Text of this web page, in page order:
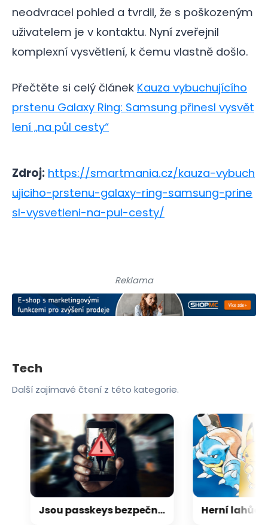
neodvracel pohled a tvrdil, že s poškozeným
uživatelem je v kontaktu. Nyní zveřejnil
komplexní vysvětlení, k čemu vlastně došlo.
Přečtěte si celý článek Kauza vybuchujícího
prstenu Galaxy Ring: Samsung přinesl vysvět
lení „na půl cesty“
Zdroj: https://smartmania.cz/kauza-vybuch
ujiciho-prstenu-galaxy-ring-samsung-prine
sl-vysvetleni-na-pul-cesty/
Reklama
Tech
Další zajímavé čtení z této kategorie.
Jsou passkeys bezpečným způsobem přihlašování? Ano, ale rozhodně ne bez výhrad